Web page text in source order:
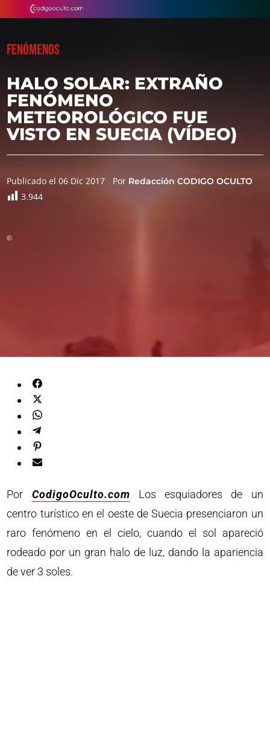
FENÓMENOS
HALO SOLAR: EXTRAÑO
FENÓMENO
METEOROLÓGICO FUE
VISTO EN SUECIA (VÍDEO)
Publicado el 06 Dic 2017 Por Redacción CODIGO OCULTO
3.944
©
Por CodigoOculto.com Los esquiadores de un
centro turístico en el oeste de Suecia presenciaron un
raro fenómeno en el cielo, cuando el sol apareció
rodeado por un gran halo de luz, dando la apariencia
de ver 3 soles.